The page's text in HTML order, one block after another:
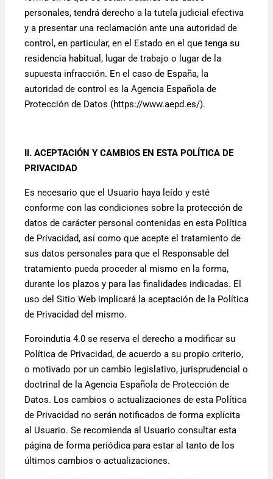
personales, tendrá derecho a la tutela judicial efectiva
y a presentar una reclamación ante una autoridad de
control, en particular, en el Estado en el que tenga su
residencia habitual, lugar de trabajo o lugar de la
supuesta infracción. En el caso de España, la
autoridad de control es la Agencia Española de
Protección de Datos (https://www.aepd.es/).
II. ACEPTACIÓN Y CAMBIOS EN ESTA POLÍTICA DE
PRIVACIDAD
Es necesario que el Usuario haya leído y esté
conforme con las condiciones sobre la protección de
datos de carácter personal contenidas en esta Política
de Privacidad, así como que acepte el tratamiento de
sus datos personales para que el Responsable del
tratamiento pueda proceder al mismo en la forma,
durante los plazos y para las finalidades indicadas. El
uso del Sitio Web implicará la aceptación de la Política
de Privacidad del mismo.
Foroindutia 4.0 se reserva el derecho a modificar su
Política de Privacidad, de acuerdo a su propio criterio,
o motivado por un cambio legislativo, jurisprudencial o
doctrinal de la Agencia Española de Protección de
Datos. Los cambios o actualizaciones de esta Política
de Privacidad no serán notificados de forma explícita
al Usuario. Se recomienda al Usuario consultar esta
página de forma periódica para estar al tanto de los
últimos cambios o actualizaciones.